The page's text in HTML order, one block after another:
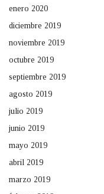
enero 2020
diciembre 2019
noviembre 2019
octubre 2019
septiembre 2019
agosto 2019
julio 2019
junio 2019
mayo 2019
abril 2019
marzo 2019